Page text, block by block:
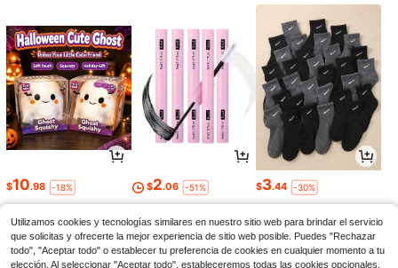
$10.98 -18% $2.06 -51% $3.44 -30%
Utilizamos cookies y tecnologías similares en nuestro sitio web para brindar el servicio
que solicitas y ofrecerte la mejor experiencia de sitio web posible. Puedes "Rechazar
todo", "Aceptar todo" o establecer tu preferencia de cookies en cualquier momento a tu
elección. Al seleccionar "Aceptar todo", estableceremos todas las cookies opcionales,